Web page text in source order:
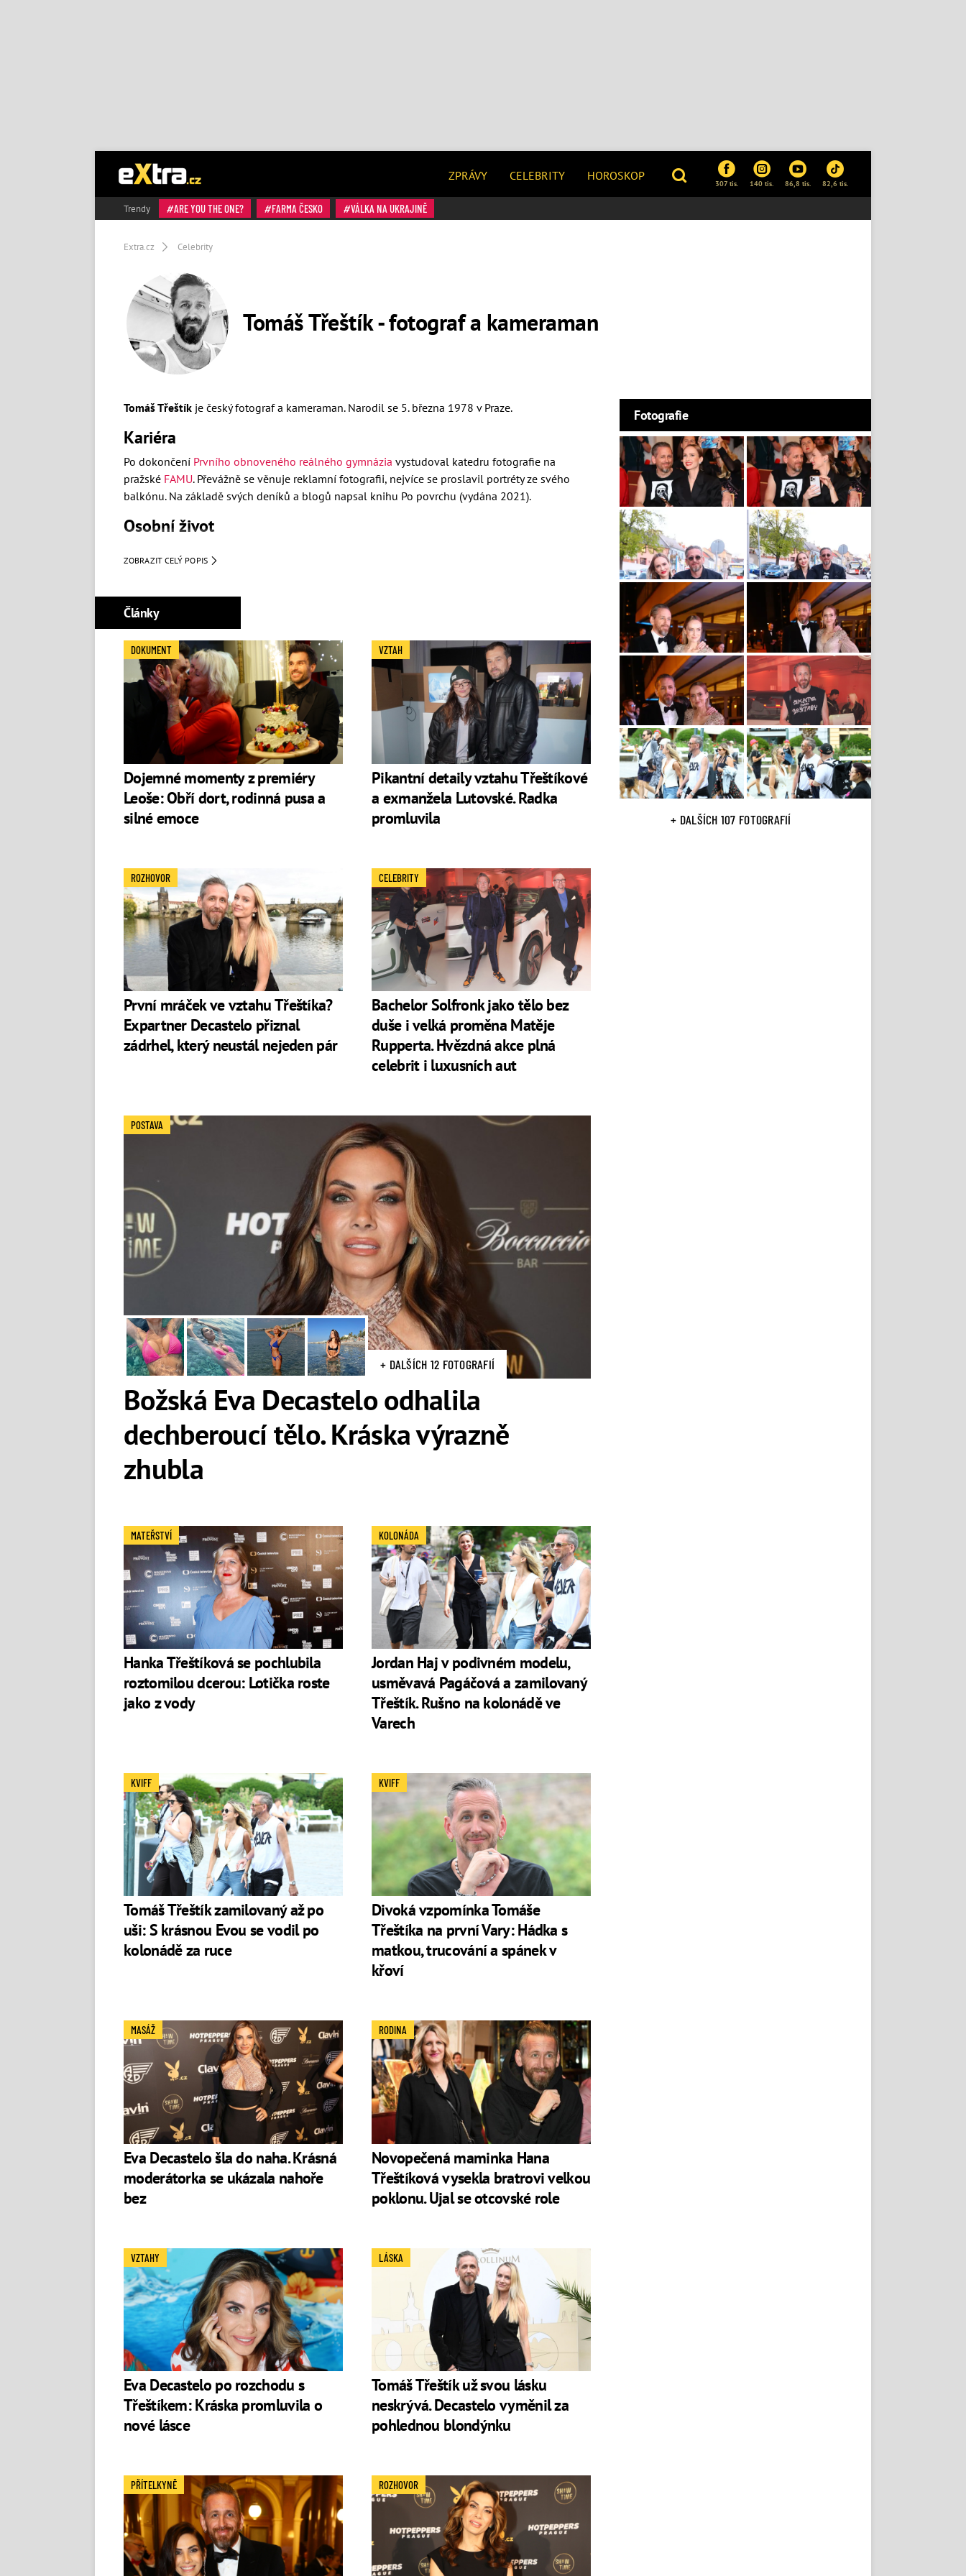
ZPRÁVY CELEBRITY HOROSKOP
307 tis. 140 tis. 86,8 tis. 82,6 tis.
Trendy ARE YOU THE ONE? FARMA ČESKO VÁLKA NA UKRAJINĚ
Extra.cz Celebrity
Tomáš Třeštík - fotograf a kameraman
Tomáš Třeštík je český fotograf a kameraman. Narodil se 5. března 1978 v Praze.
Kariéra
Po dokončení Prvního obnoveného reálného gymnázia vystudoval katedru fotografie na
pražské FAMU. Převážně se věnuje reklamní fotografii, nejvíce se proslavil portréty ze svého
balkónu.Na základě svých deníků a blogů napsal knihu Po povrchu (vydána 2021).
Osobní život
Elu (2013) a Jonatána (2015).
V dubnu 2021 nečekaně oznámili svůj rozchod. K němu
společnou partnerskou cestu životem v tuto chvíli prostě neumí představit.
V roce 2022 sejeho novou partnerkou stala Eva Decastelo.
ZOBRAZIT CELÝ POPIS
Články
Dojemné momenty z premiéry
Leoše: Obří dort, rodinná pusa a
silné emoce
DOKUMENT
Pikantní detaily vztahu Třeštíkové
a exmanžela Lutovské. Radka
promluvila
VZTAH
První mráček ve vztahu Třeštíka?
Expartner Decastelo přiznal
zádrhel, který neustál nejeden pár
ROZHOVOR
Bachelor Solfronk jako tělo bez
duše i velká proměna Matěje
Rupperta. Hvězdná akce plná
celebrit i luxusních aut
CELEBRITY
+ DALŠÍCH 12 FOTOGRAFIÍ
Božská Eva Decastelo odhalila
dechberoucí tělo. Kráska výrazně
zhubla
POSTAVA
Hanka Třeštíková se pochlubila
roztomilou dcerou: Lotička roste
jako z vody
MATEŘSTVÍ
Jordan Haj v podivném modelu,
usměvavá Pagáčová a zamilovaný
Třeštík. Rušno na kolonádě ve
Varech
KOLONÁDA
Tomáš Třeštík zamilovaný až po
uši: S krásnou Evou se vodil po
kolonádě za ruce
KVIFF
Divoká vzpomínka Tomáše
Třeštíka na první Vary: Hádka s
matkou, trucování a spánek v
křoví
KVIFF
Eva Decastelo šla do naha. Krásná
moderátorka se ukázala nahoře
bez
MASÁŽ
Novopečená maminka Hana
Třeštíková vysekla bratrovi velkou
poklonu. Ujal se otcovské role
RODINA
Eva Decastelo po rozchodu s
Třeštíkem: Kráska promluvila o
nové lásce
VZTAHY
Tomáš Třeštík už svou lásku
neskrývá. Decastelo vyměnil za
pohlednou blondýnku
LÁSKA
PŘÍTELKYNĚ ROZHOVOR
Fotografie
+ DALŠÍCH 107 FOTOGRAFIÍ